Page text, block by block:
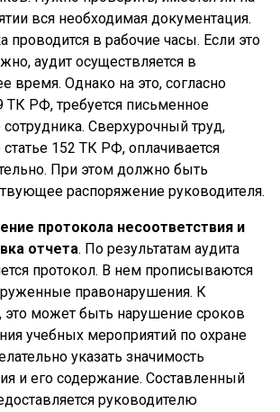
вся необходимая документация.
проводится в рабочие часы. Если это
аудит осуществляется в
время. Однако на это, согласно
ТК РФ, требуется письменное
сотрудника. Сверхурочный труд,
статье 152 ТК РФ, оплачивается
При этом должно быть
распоряжение руководителя.
протокола несоответствия и
отчета. По результатам аудита
протокол. В нем прописываются
правонарушения. К
это может быть нарушение сроков
учебных мероприятий по охране
указать значимость
и его содержание. Составленный
руководителю